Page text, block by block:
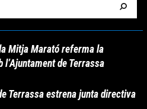
Mitja Marató referma la
l’Ajuntament de Terrassa
Terrassa estrena junta directiva